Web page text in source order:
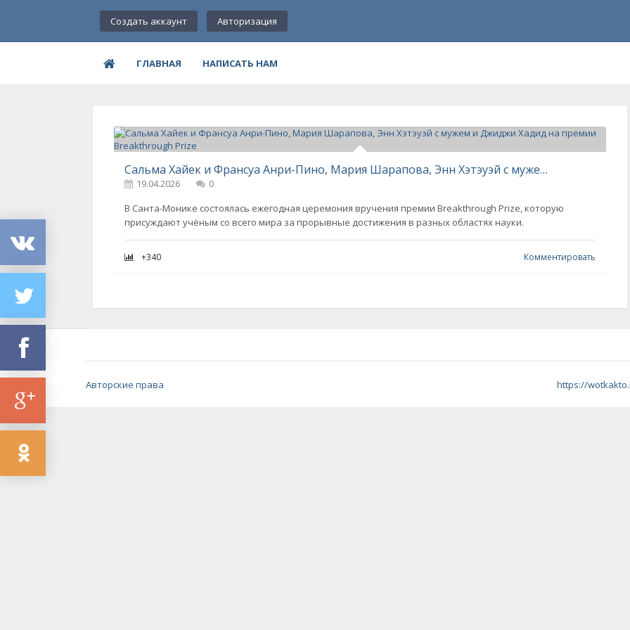
Создать аккаунт Авторизация
ГЛАВНАЯ НАПИСАТЬ НАМ
Сальма Хайек и Франсуа Анри-Пино, Мария Шарапова, Энн Хэтэуэй с мужем и Джиджи Хадид на премии Breakthrough Prize
19.04.2026
0
В Санта-Монике состоялась ежегодная церемония вручения премии Breakthrough Prize, которую
присуждают учёным со всего мира за прорывные достижения в разных областях науки.
+340 Комментировать
Авторские права https://